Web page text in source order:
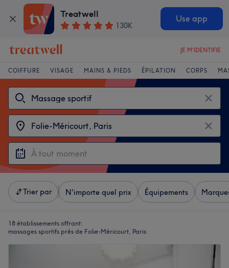
Treatwell
130K
Use app
JE M'IDENTIFIE
COIFFURE VISAGE MAINS & PIEDS ÉPILATION CORPS
Trier par N'importe quel prix Équipements
18 établissements offrant:
massages sportifs près de Folie-Méricourt, Paris